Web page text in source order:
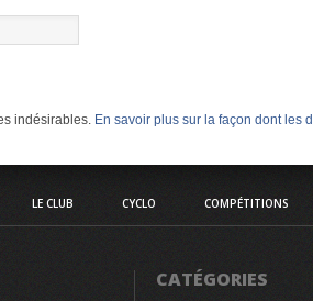
indésirables. En savoir plus sur la façon dont les
LE CLUB CYCLO COMPÉTITIONS
CATÉGORIES